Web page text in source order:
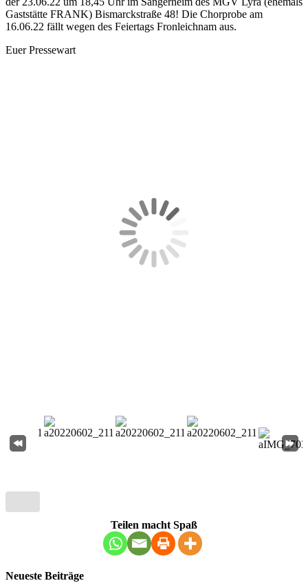
Gaststätte FRANK) Bismarckstraße 48! Die Chorprobe am
16.06.22 fällt wegen des Feiertags Fronleichnam aus.
Euer Pressewart
Teilen macht Spaß
Neueste Beiträge